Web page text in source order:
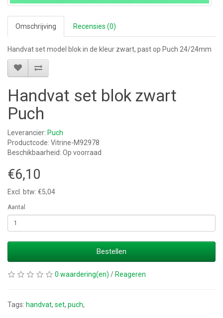
Omschrijving Recensies (0)
Handvat set model blok in de kleur zwart, past op Puch 24/24mm
Handvat set blok zwart
Puch
Leverancier: Puch
Productcode: Vitrine-M92978
Beschikbaarheid: Op voorraad
€6,10
Excl. btw: €5,04
Aantal
Bestellen
0 waardering(en) / Reageren
Tags: handvat, set, puch,